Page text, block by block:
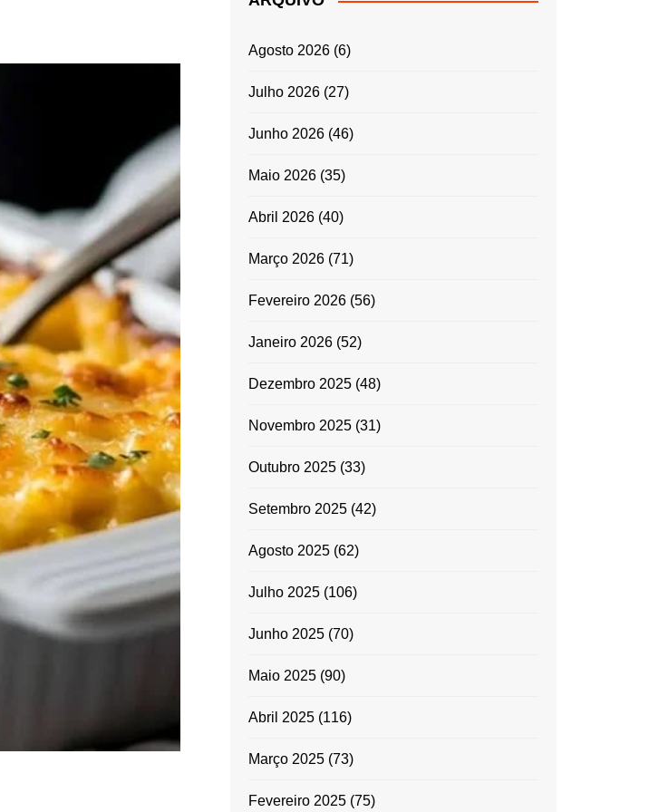
ENTRADAS E
GRATINADOS
MASSAS
TEMPEROS
MICRO-ONDAS
PORTUGUESA
Agosto 2026 (6)
Julho 2026 (27)
Junho 2026 (46)
Maio 2026 (35)
Abril 2026 (40)
Março 2026 (71)
Fevereiro 2026 (56)
Janeiro 2026 (52)
Dezembro 2025 (48)
Novembro 2025 (31)
Outubro 2025 (33)
Setembro 2025 (42)
Agosto 2025 (62)
Julho 2025 (106)
Junho 2025 (70)
Maio 2025 (90)
Abril 2025 (116)
Março 2025 (73)
Fevereiro 2025 (75)